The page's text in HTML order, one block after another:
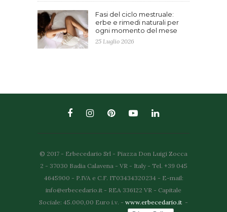
Fasi del ciclo mestruale:
erbe e rimedi naturali per
ogni momento del mese
25 Luglio 2026
© 2017 - Erbecedario Srl - Piazza Don Luigi Zocca
2 - 37030 Badia Calavena - VR - Italy - Tel. +39 045
4645900 - P.IVA e C.F. IT03434320234 - E-mail:
info@erbecedario.it - REA 336122 VR - Capitale
Sociale: 45.000,00 Euro i.v. - www.erbecedario.it -